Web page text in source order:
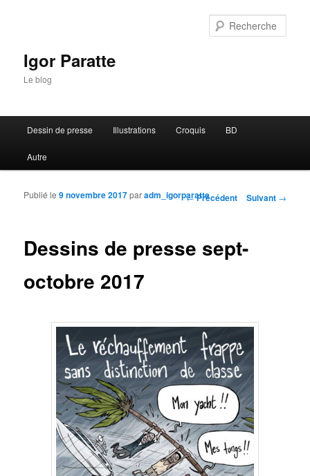
Igor Paratte
Le blog
Aller au contenu principal
Aller au contenu secondaire
Dessin de presse Illustrations Croquis BD
Autre
Navigation des articles
←Précédent Suivant →
Dessins de presse sept-
octobre 2017
Publié le9 novembre 2017paradm_igorparatte